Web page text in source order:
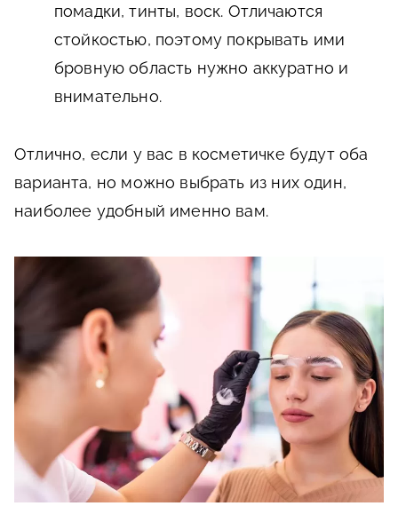
помадки, тинты, воск. Отличаются
стойкостью, поэтому покрывать ими
бровную область нужно аккуратно и
внимательно.
Отлично, если у вас в косметичке будут оба
варианта, но можно выбрать из них один,
наиболее удобный именно вам.